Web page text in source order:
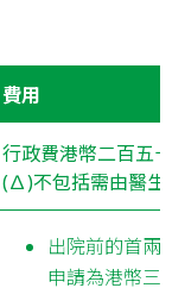
費用
行政費港幣二百五
(∆)不包括需由醫生
出院前的首兩
申請為港幣三